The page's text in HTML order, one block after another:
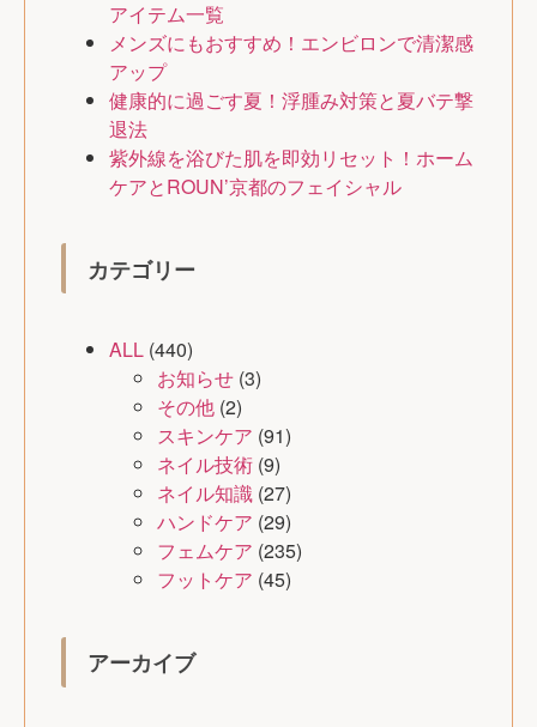
アイテム一覧
メンズにもおすすめ！エンビロンで清潔感
アップ
健康的に過ごす夏！浮腫み対策と夏バテ撃
退法
紫外線を浴びた肌を即効リセット！ホーム
ケアとROUN’京都のフェイシャル
カテゴリー
ALL (440)
お知らせ (3)
その他 (2)
スキンケア (91)
ネイル技術 (9)
ネイル知識 (27)
ハンドケア (29)
フェムケア (235)
フットケア (45)
アーカイブ